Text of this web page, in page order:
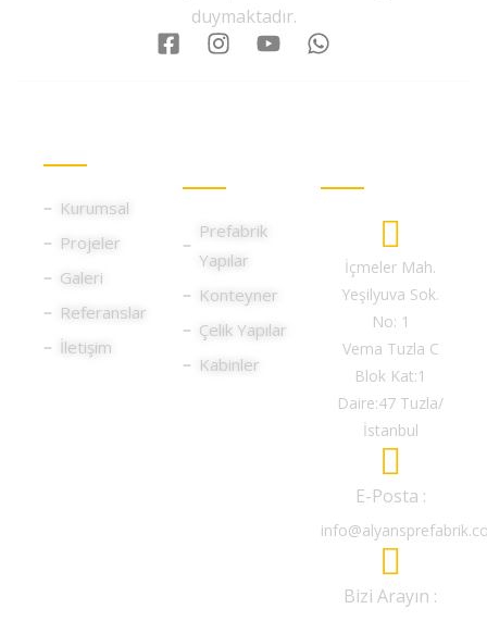
duymaktadır.
Kurumsal
Projeler
Galeri
Referanslar
İletişim
Prefabrik
Yapılar
Konteyner
Çelik Yapılar
Kabinler
İçmeler Mah.
Yeşilyuva Sok.
No: 1
Vema Tuzla C
Blok Kat:1
Daire:47 Tuzla/
İstanbul
E-Posta :
Bizi Arayın :